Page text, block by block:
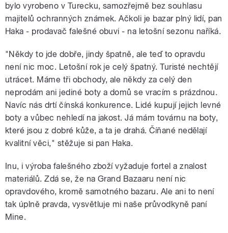
bylo vyrobeno v Turecku, samozřejmě bez souhlasu
majitelů ochranných známek. Ačkoli je bazar plný lidí, pan
Haka - prodavač falešné obuvi - na letošní sezonu naříká.
"Někdy to jde dobře, jindy špatně, ale teď to opravdu
není nic moc. Letošní rok je celý špatný. Turisté nechtějí
utrácet. Máme tři obchody, ale někdy za celý den
neprodám ani jediné boty a domů se vracím s prázdnou.
Navíc nás drtí čínská konkurence. Lidé kupují jejich levné
boty a vůbec nehledí na jakost. Já mám továrnu na boty,
které jsou z dobré kůže, a ta je drahá. Číňané nedělají
kvalitní věci," stěžuje si pan Haka.
Inu, i výroba falešného zboží vyžaduje fortel a znalost
materiálů. Zdá se, že na Grand Bazaaru není nic
opravdového, kromě samotného bazaru. Ale ani to není
tak úplně pravda, vysvětluje mi naše průvodkyně paní
Mine.